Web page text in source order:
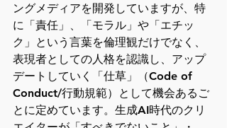
ングメディアを開発していますが、特
に「責任」、「モラル」や「エチッ
ク」という言葉を倫理観だけでなく、
表現者としての人格を認識し、アップ
デートしていく「仕草」（Code of
Conduct/行動規範）として機会あるご
とに定めています。生成AI時代のクリ